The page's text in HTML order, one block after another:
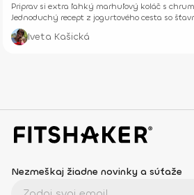
Priprav si extra ľahký marhuľový koláč s
Jednoduchý recept z jogurtového cesta so
z pár surovín.
Iveta Kašická
Nezmeškaj žiadne novinky a súťaže